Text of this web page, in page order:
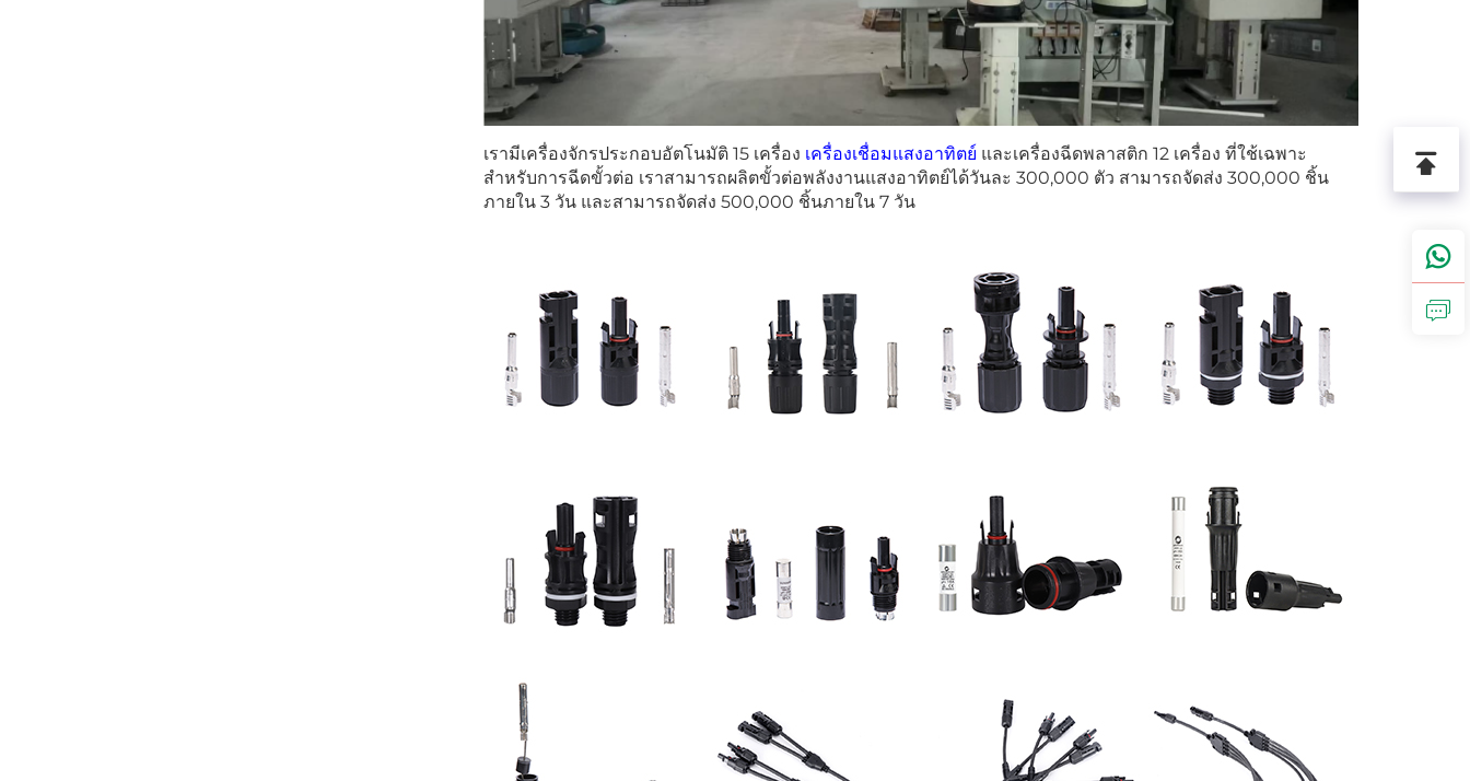
เรามีเครื่องจักรประกอบอัตโนมัติ 15 เครื่อง เครื่องเชื่อมแสงอาทิตย์ และเครื่องฉีดพลาสติก 12 เครื่อง ที่ใช้เฉพาะ
สำหรับการฉีดขั้วต่อ เราสามารถผลิตขั้วต่อพลังงานแสงอาทิตย์ได้วันละ 300,000 ตัว สามารถจัดส่ง 300,000 ชิ้น
ภายใน 3 วัน และสามารถจัดส่ง 500,000 ชิ้นภายใน 7 วัน